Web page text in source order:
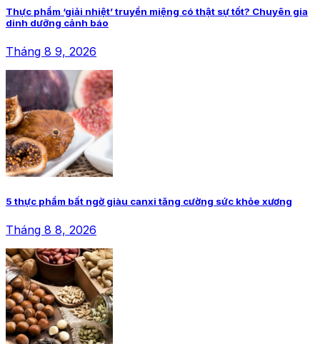
Thực phẩm ‘giải nhiệt’ truyền miệng có thật sự tốt? Chuyên gia
dinh dưỡng cảnh báo
Tháng 8 9, 2026
5 thực phẩm bất ngờ giàu canxi tăng cường sức khỏe xương
Tháng 8 8, 2026